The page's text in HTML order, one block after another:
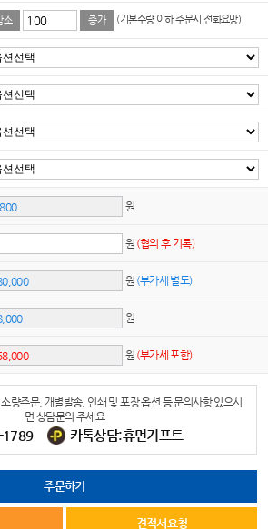
소 증가 (기본수량 이하 주문시 전화요망)
원
원 (협의 후 기록)
원 (부가세 별도)
원
원 (부가세 포함)
량주문, 개별발송, 인쇄 및 포장 옵션 등 문의사항 있으시
면 상담문의 주세요
1789 카톡상담:휴먼기프트
주문하기
견적서요청